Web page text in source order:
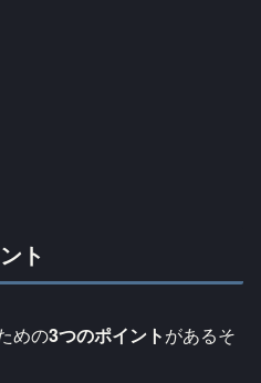
ト
めの3つのポイントがあるそ